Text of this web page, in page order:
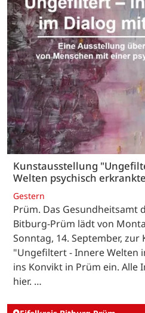
Kunstausstellung
Welten psychisch
Gestern
Prüm. Das Gesundheitsamt
Bitburg-Prüm lädt von
Sonntag, 14. September,
"Ungefiltert - Innere Welten
ins Konvikt in Prüm ein. Alle
hier. …